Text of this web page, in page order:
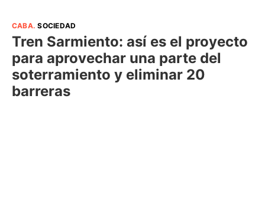
CABA.SOCIEDAD
Tren Sarmiento: así es el proyecto
para aprovechar una parte del
soterramiento y eliminar 20
barreras